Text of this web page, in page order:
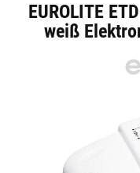
EUROLITE
weiß